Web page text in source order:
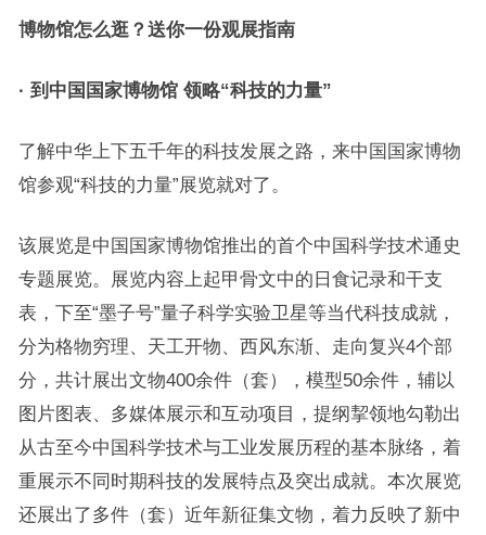
博物馆怎么逛？送你一份观展指南
· 到中国国家博物馆 领略“科技的力量”
了解中华上下五千年的科技发展之路，来中国国家博物
馆参观“科技的力量”展览就对了。
该展览是中国国家博物馆推出的首个中国科学技术通史
专题展览。展览内容上起甲骨文中的日食记录和干支
表，下至“墨子号”量子科学实验卫星等当代科技成就，
分为格物穷理、天工开物、西风东渐、走向复兴4个部
分，共计展出文物400余件（套），模型50余件，辅以
图片图表、多媒体展示和互动项目，提纲挈领地勾勒出
从古至今中国科学技术与工业发展历程的基本脉络，着
重展示不同时期科技的发展特点及突出成就。本次展览
还展出了多件（套）近年新征集文物，着力反映了新中